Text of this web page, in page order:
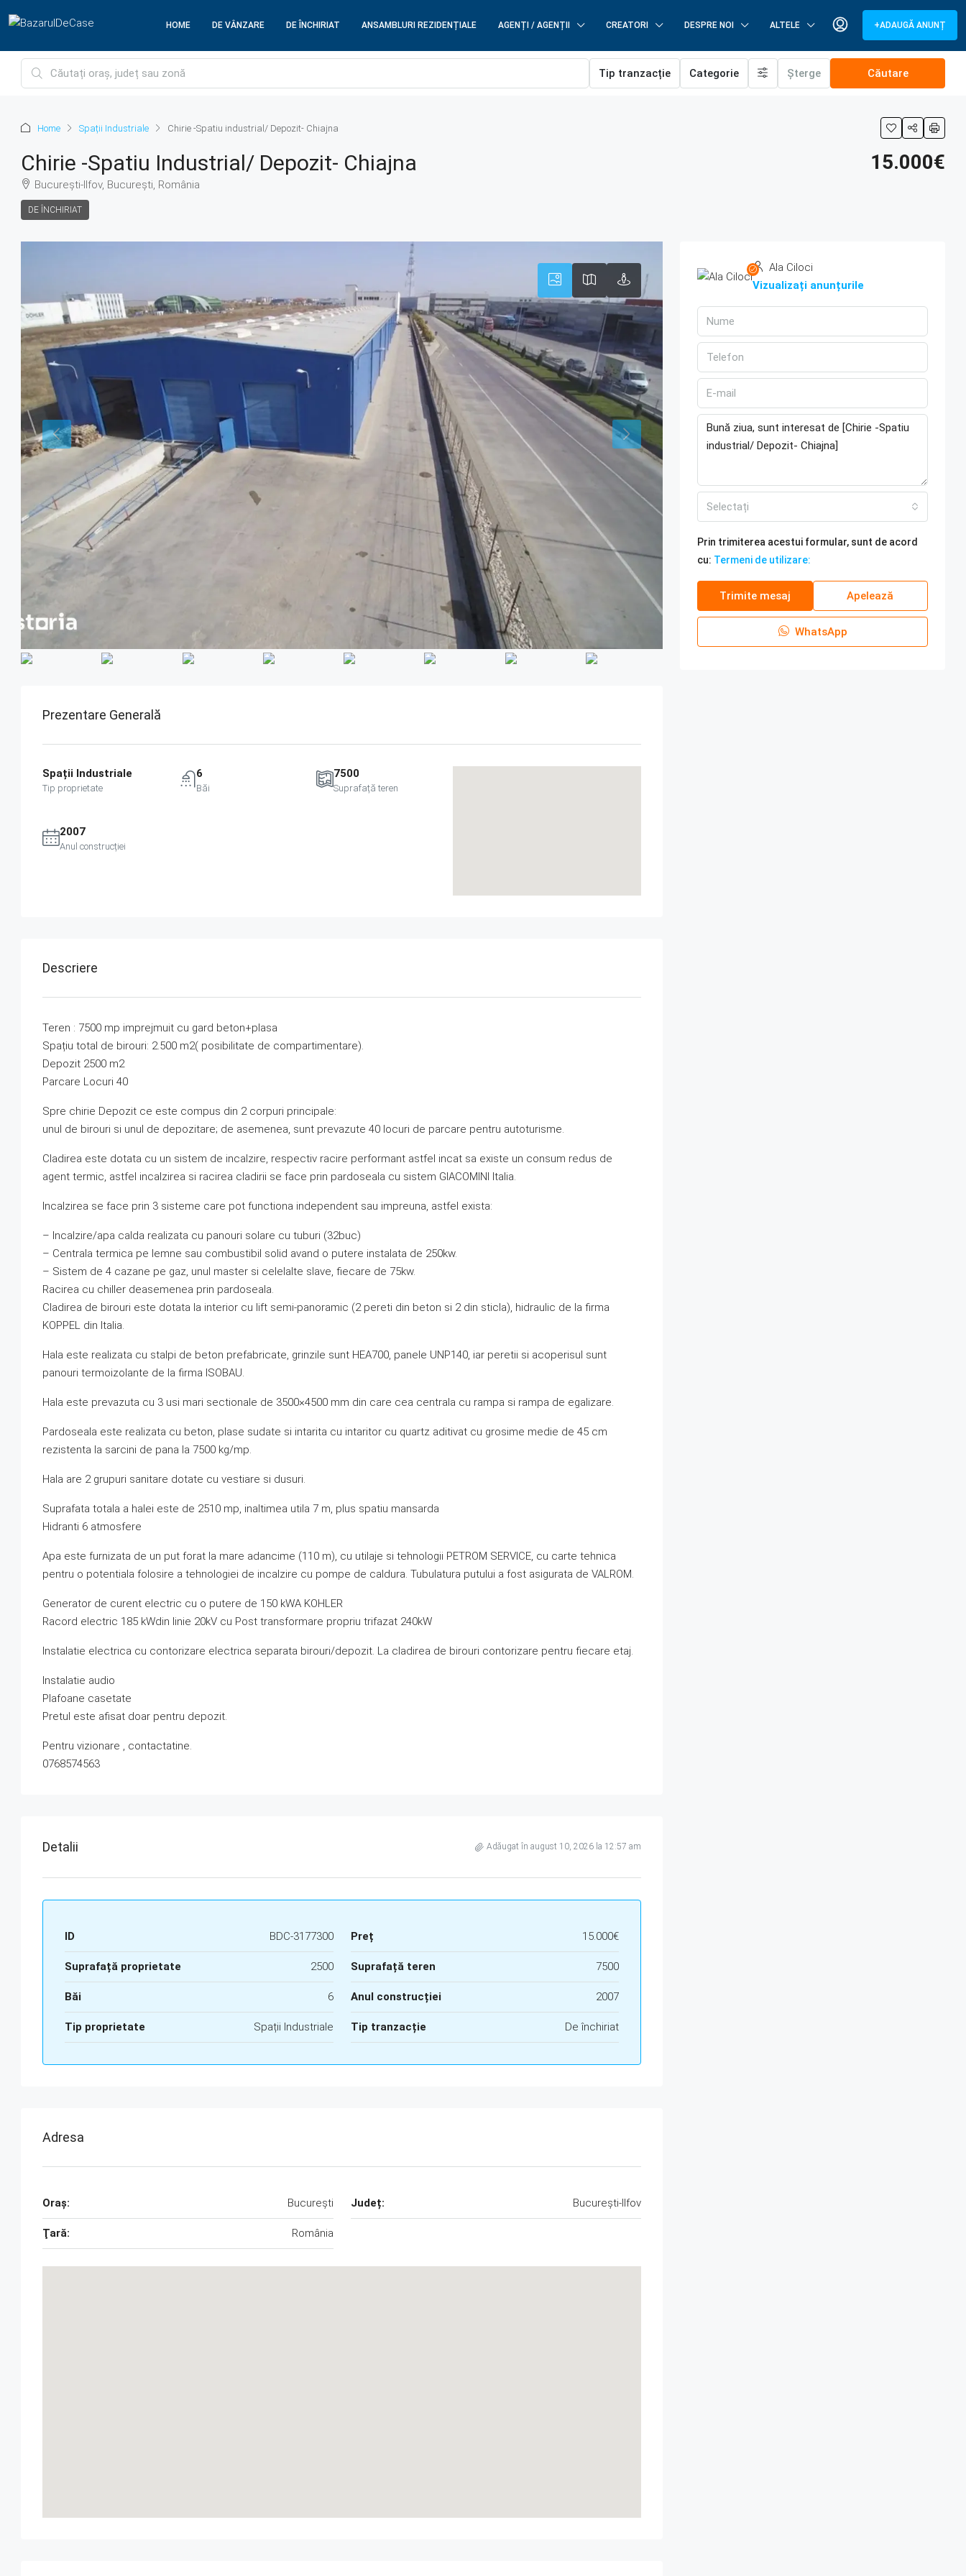
HOME DE VÂNZARE DE ÎNCHIRIAT ANSAMBLURI REZIDENȚIALE AGENȚI / AGENȚII CREATORI DESPRE NOI ALTELE +ADAUGĂ ANUNȚ
Tip tranzacție Categorie Șterge Căutare
Home Spații Industriale Chirie -Spatiu industrial/ Depozit- Chiajna
Chirie -Spatiu Industrial/ Depozit- Chiajna
București-Ilfov, București, România
DE ÎNCHIRIAT
15.000€
Prezentare Generală
Spații Industriale
Tip proprietate
6
Băi
7500
Suprafață teren
2007
Anul construcției
Descriere
Teren : 7500 mp imprejmuit cu gard beton+plasa
Spațiu total de birouri: 2.500 m2( posibilitate de compartimentare).
Depozit 2500 m2
Parcare Locuri 40
Spre chirie Depozit ce este compus din 2 corpuri principale:
unul de birouri si unul de depozitare; de asemenea, sunt prevazute 40 locuri de parcare pentru autoturisme.
Cladirea este dotata cu un sistem de incalzire, respectiv racire performant astfel incat sa existe un consum redus de
agent termic, astfel incalzirea si racirea cladirii se face prin pardoseala cu sistem GIACOMINI Italia.
Incalzirea se face prin 3 sisteme care pot functiona independent sau impreuna, astfel exista:
– Incalzire/apa calda realizata cu panouri solare cu tuburi (32buc)
– Centrala termica pe lemne sau combustibil solid avand o putere instalata de 250kw.
– Sistem de 4 cazane pe gaz, unul master si celelalte slave, fiecare de 75kw.
Racirea cu chiller deasemenea prin pardoseala.
Cladirea de birouri este dotata la interior cu lift semi-panoramic (2 pereti din beton si 2 din sticla), hidraulic de la firma
KOPPEL din Italia.
Hala este realizata cu stalpi de beton prefabricate, grinzile sunt HEA700, panele UNP140, iar peretii si acoperisul sunt
panouri termoizolante de la firma ISOBAU.
Hala este prevazuta cu 3 usi mari sectionale de 3500×4500 mm din care cea centrala cu rampa si rampa de egalizare.
Pardoseala este realizata cu beton, plase sudate si intarita cu intaritor cu quartz aditivat cu grosime medie de 45 cm
rezistenta la sarcini de pana la 7500 kg/mp.
Hala are 2 grupuri sanitare dotate cu vestiare si dusuri.
Suprafata totala a halei este de 2510 mp, inaltimea utila 7 m, plus spatiu mansarda
Hidranti 6 atmosfere
Apa este furnizata de un put forat la mare adancime (110 m), cu utilaje si tehnologii PETROM SERVICE, cu carte tehnica
pentru o potentiala folosire a tehnologiei de incalzire cu pompe de caldura. Tubulatura putului a fost asigurata de VALROM.
Generator de curent electric cu o putere de 150 kWA KOHLER
Racord electric 185 kWdin linie 20kV cu Post transformare propriu trifazat 240kW
Instalatie electrica cu contorizare electrica separata birouri/depozit. La cladirea de birouri contorizare pentru fiecare etaj.
Instalatie audio
Plafoane casetate
Pretul este afisat doar pentru depozit.
Pentru vizionare , contactatine.
0768574563
Detalii Adăugat în august 10, 2026 la 12:57 am
ID BDC-3177300 Preț 15.000€
Suprafață proprietate 2500 Suprafață teren 7500
Băi 6 Anul construcției 2007
Tip proprietate Spații Industriale Tip tranzacție De închiriat
Adresa
Oraş: București Județ: București-Ilfov
Ţară: România
Ala Ciloci
Vizualizați anunțurile
Selectați
Prin trimiterea acestui formular, sunt de acord
cu: Termeni de utilizare:
Trimite mesaj Apelează
WhatsApp